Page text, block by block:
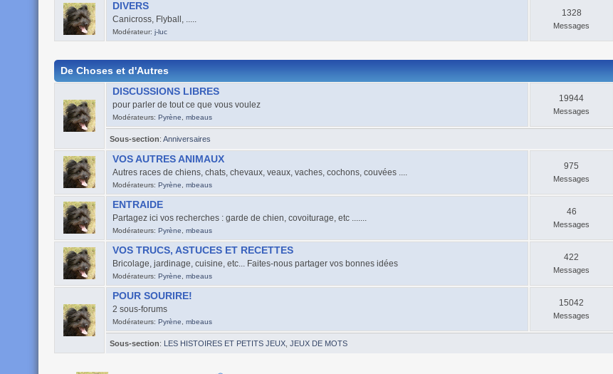
DIVERS
Canicross, Flyball, .....
Modérateur:j-luc
1328
Messages
De Choses et d'Autres
DISCUSSIONS LIBRES
pour parler de tout ce que vous voulez
Modérateurs:Pyrène,mbeaus
19944
Messages
Sous-section: Anniversaires
VOS AUTRES ANIMAUX
Autres races de chiens, chats, chevaux, veaux, vaches, cochons, couvées ....
Modérateurs:Pyrène,mbeaus
975
Messages
ENTRAIDE
Partagez ici vos recherches : garde de chien, covoiturage, etc .......
Modérateurs:Pyrène,mbeaus
46
Messages
VOS TRUCS, ASTUCES ET RECETTES
Bricolage, jardinage, cuisine, etc... Faites-nous partager vos bonnes idées
Modérateurs:Pyrène,mbeaus
422
Messages
POUR SOURIRE!
2 sous-forums
Modérateurs:Pyrène,mbeaus
15042
Messages
Sous-section: LES HISTOIRES ET PETITS JEUX, JEUX DE MOTS